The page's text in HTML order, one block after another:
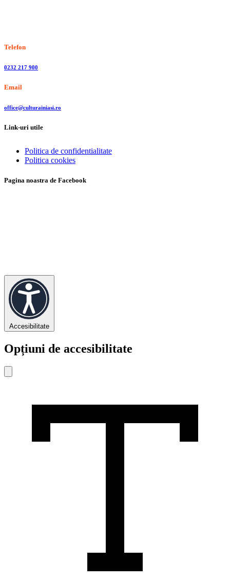
Telefon
0232 217 900
Email
office@culturainiasi.ro
Link-uri utile
Politica de confidentialitate
Politica cookies
Pagina noastra de Facebook
Accesibilitate
Opțiuni de accesibilitate